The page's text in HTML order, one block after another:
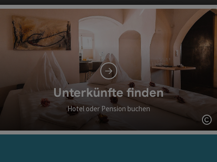
Unterkünfte finden
Hotel oder Pension buchen